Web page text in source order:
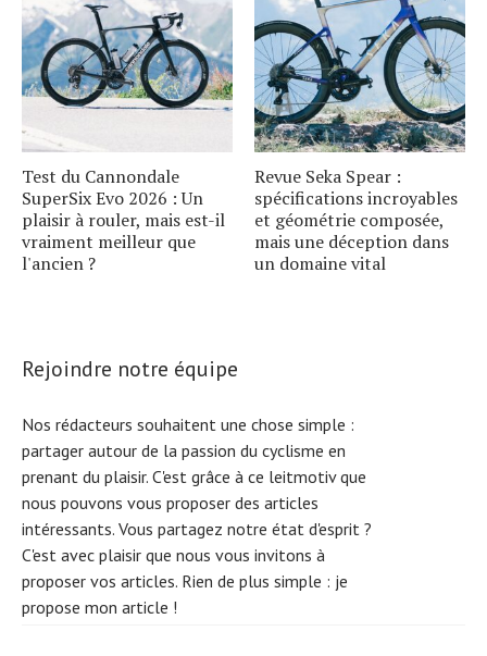
Test du Cannondale
SuperSix Evo 2026 : Un
plaisir à rouler, mais est-il
vraiment meilleur que
l'ancien ?
Revue Seka Spear :
spécifications incroyables
et géométrie composée,
mais une déception dans
un domaine vital
Rejoindre notre équipe
Nos rédacteurs souhaitent une chose simple :
partager autour de la passion du cyclisme en
prenant du plaisir. C'est grâce à ce leitmotiv que
nous pouvons vous proposer des articles
intéressants. Vous partagez notre état d'esprit ?
C'est avec plaisir que nous vous invitons à
proposer vos articles. Rien de plus simple : je
propose mon article !
S
e
ar
c
h
f